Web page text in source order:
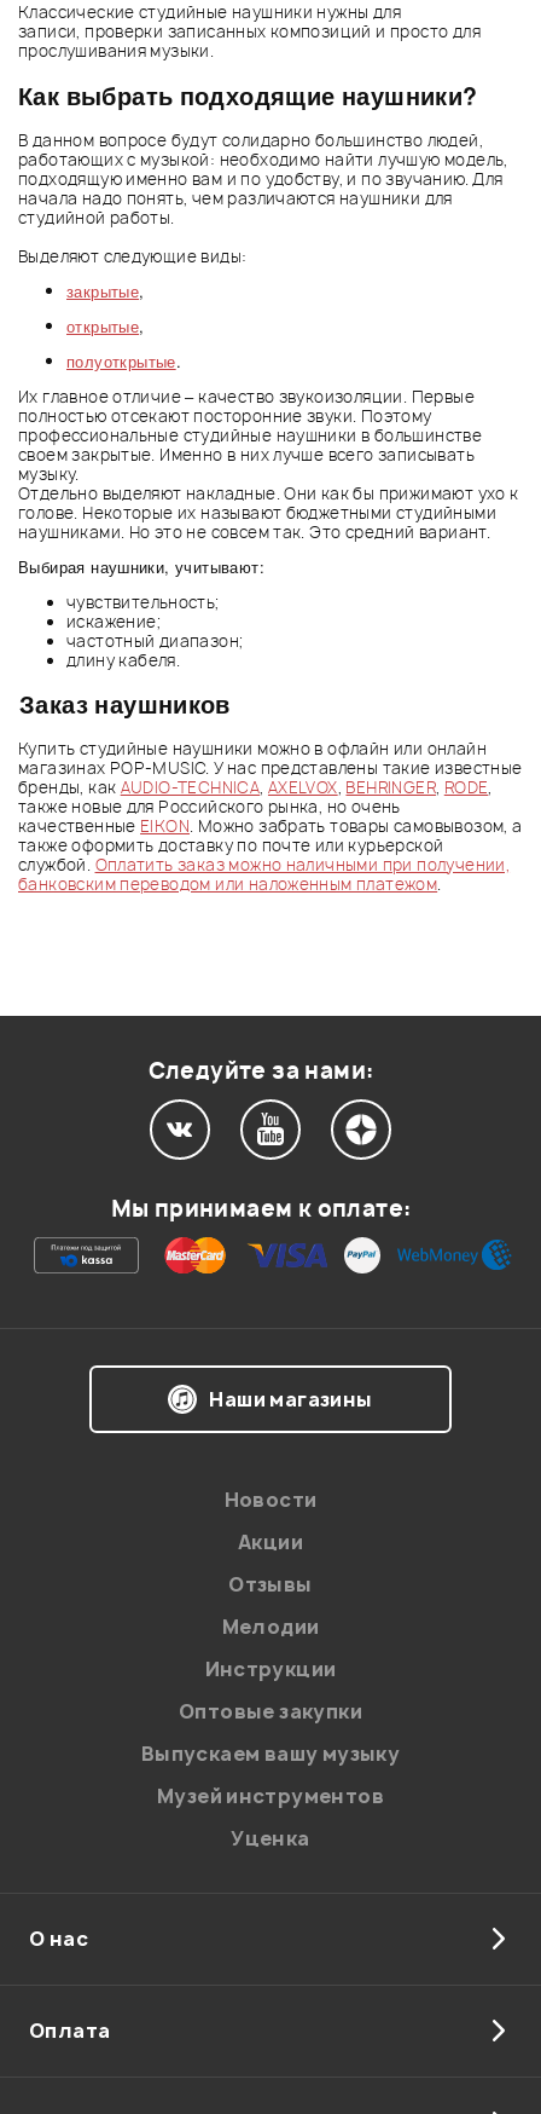
Классические студийные наушники нужны для
записи, проверки записанных композиций и просто для
прослушивания музыки.
Как выбрать подходящие наушники?
В данном вопросе будут солидарно большинство людей,
работающих с музыкой: необходимо найти лучшую модель,
подходящую именно вам и по удобству, и по звучанию. Для
начала надо понять, чем различаются наушники для
студийной работы.
Выделяют следующие виды:
закрытые,
открытые,
полуоткрытые.
Их главное отличие – качество звукоизоляции. Первые
полностью отсекают посторонние звуки. Поэтому
профессиональные студийные наушники в большинстве
своем закрытые. Именно в них лучше всего записывать
музыку.
Отдельно выделяют накладные. Они как бы прижимают ухо к
голове. Некоторые их называют бюджетными студийными
наушниками. Но это не совсем так. Это средний вариант.
Выбирая наушники, учитывают:
чувствительность;
искажение;
частотный диапазон;
длину кабеля.
Заказ наушников
Купить студийные наушники можно в офлайн или онлайн
магазинах POP-MUSIC. У нас представлены такие известные
бренды, как AUDIO-TECHNICA, AXELVOX, BEHRINGER, RODE,
также новые для Российского рынка, но очень
качественные EIKON. Можно забрать товары самовывозом, а
также оформить доставку по почте или курьерской
службой. Оплатить заказ можно наличными при получении,
банковским переводом или наложенным платежом.
Следуйте за нами:
Мы принимаем к оплате:
Наши магазины
Новости
Акции
Отзывы
Мелодии
Инструкции
Оптовые закупки
Выпускаем вашу музыку
Музей инструментов
Уценка
О нас
Оплата